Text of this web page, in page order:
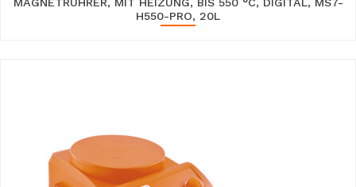
H550-PRO, 20L